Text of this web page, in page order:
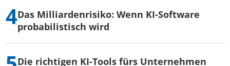
Das Milliardenrisiko: Wenn KI-Software
probabilistisch wird
Die richtigen KI-Tools fürs Unternehmen